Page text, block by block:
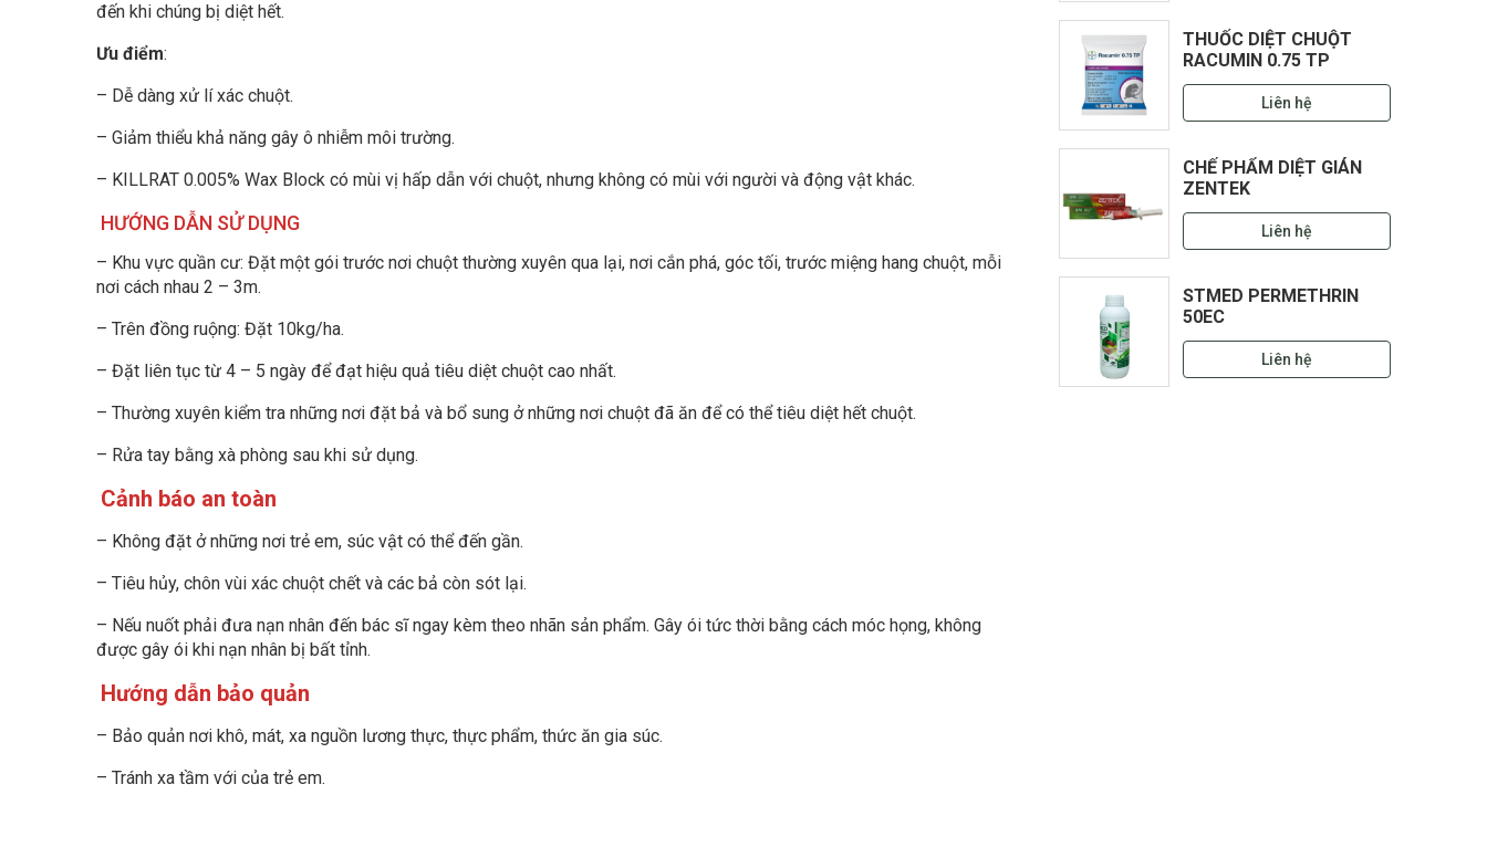
đến khi chúng bị diệt hết.
Ưu điểm:
– Dễ dàng xử lí xác chuột.
– Giảm thiểu khả năng gây ô nhiễm môi trường.
– KILLRAT 0.005% Wax Block có mùi vị hấp dẫn với chuột, nhưng không có mùi với người và động vật khác.
HƯỚNG DẪN SỬ DỤNG
– Khu vực quần cư: Đặt một gói trước nơi chuột thường xuyên qua lại, nơi cắn phá, góc tối, trước miệng hang chuột, mỗi
nơi cách nhau 2 – 3m.
– Trên đồng ruộng: Đặt 10kg/ha.
– Đặt liên tục từ 4 – 5 ngày để đạt hiệu quả tiêu diệt chuột cao nhất.
– Thường xuyên kiểm tra những nơi đặt bả và bổ sung ở những nơi chuột đã ăn để có thể tiêu diệt hết chuột.
– Rửa tay bằng xà phòng sau khi sử dụng.
Cảnh báo an toàn
– Không đặt ở những nơi trẻ em, súc vật có thể đến gần.
– Tiêu hủy, chôn vùi xác chuột chết và các bả còn sót lại.
– Nếu nuốt phải đưa nạn nhân đến bác sĩ ngay kèm theo nhãn sản phẩm. Gây ói tức thời bằng cách móc họng, không
được gây ói khi nạn nhân bị bất tỉnh.
Hướng dẫn bảo quản
– Bảo quản nơi khô, mát, xa nguồn lương thực, thực phẩm, thức ăn gia súc.
– Tránh xa tầm với của trẻ em.
THUỐC DIỆT CHUỘT
RACUMIN 0.75 TP
Liên hệ
CHẾ PHẨM DIỆT GIÁN
ZENTEK
Liên hệ
STMED PERMETHRIN
50EC
Liên hệ